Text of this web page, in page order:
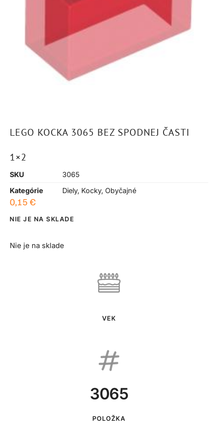
LEGO KOCKA 3065 BEZ SPODNEJ ČASTI
1×2
SKU
3065
Kategórie
Diely, Kocky, Obyčajné
0,15 €
NIE JE NA SKLADE
Nie je na sklade
VEK
3065
POLOŽKA